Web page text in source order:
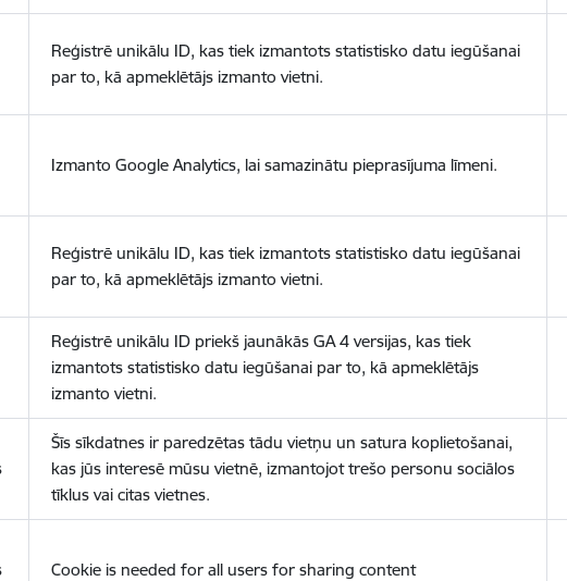
Reģistrē unikālu ID, kas tiek izmantots statistisko datu iegūšanai
par to, kā apmeklētājs izmanto vietni.
Izmanto Google Analytics, lai samazinātu pieprasījuma līmeni.
Reģistrē unikālu ID, kas tiek izmantots statistisko datu iegūšanai
par to, kā apmeklētājs izmanto vietni.
Reģistrē unikālu ID priekš jaunākās GA 4 versijas, kas tiek
izmantots statistisko datu iegūšanai par to, kā apmeklētājs
izmanto vietni.
Šīs sīkdatnes ir paredzētas tādu vietņu un satura koplietošanai,
kas jūs interesē mūsu vietnē, izmantojot trešo personu sociālos
tīklus vai citas vietnes.
Cookie is needed for all users for sharing content